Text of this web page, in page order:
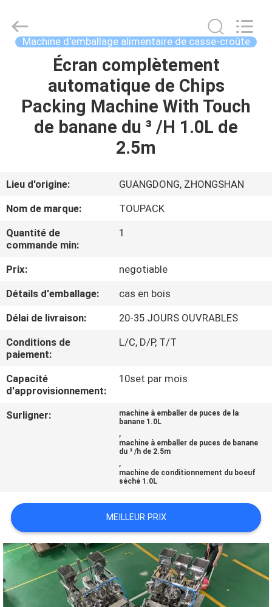
MAISON
PRODUITS
DE
NOUS
VISITE
D'USINE
CONTRÔLE
DE
QUALITÉ
CONTACTEZ-
NOUS
DEMANDEZ
UN DEVIS
SITEMAP
EQUIPMENT
Machine d'emballage alimentaire de casse-croûte
Écran complètement
automatique de Chips
Packing Machine With Touch
de banane du ³ /H 1.0L de
2.5m
Lieu d'origine:
GUANGDONG, ZHONGSHAN
Nom de marque:
TOUPACK
Quantité de
commande min:
1
Prix:
negotiable
Détails d'emballage:
cas en bois
Délai de livraison:
20-35 JOURS OUVRABLES
Conditions de
paiement:
L/C, D/P, T/T
Capacité
d'approvisionnement:
10set par mois
Surligner:
machine à emballer de puces de la
banane 1.0L
,
machine à emballer de puces de banane
du ³ /h de 2.5m
,
machine de conditionnement du boeuf
séché 1.0L
MEILLEUR PRIX